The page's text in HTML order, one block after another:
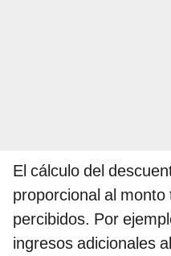
El cálculo del
proporcional al
percibidos. Por
ingresos adicionales